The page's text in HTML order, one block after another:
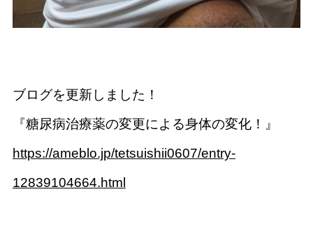
ブログを更新しました！
『糖尿病治療薬の変更による身体の変化！』
https://ameblo.jp/tetsuishii0607/entry-
12839104664.html